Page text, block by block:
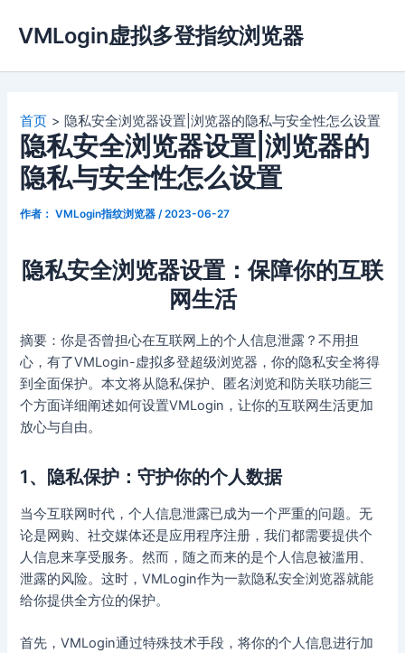
容
VMLogin虚拟多登指纹浏览器
首页 隐私安全浏览器设置|浏览器的隐私与安全性怎么设置
隐私安全浏览器设置|浏览器的
隐私与安全性怎么设置
作者： VMLogin指纹浏览器 /2023-06-27
隐私安全浏览器设置：保障你的互联
网生活
摘要：你是否曾担心在互联网上的个人信息泄露？不用担
心，有了VMLogin-虚拟多登超级浏览器，你的隐私安全将得
到全面保护。本文将从隐私保护、匿名浏览和防关联功能三
个方面详细阐述如何设置VMLogin，让你的互联网生活更加
放心与自由。
1、隐私保护：守护你的个人数据
当今互联网时代，个人信息泄露已成为一个严重的问题。无
论是网购、社交媒体还是应用程序注册，我们都需要提供个
人信息来享受服务。然而，随之而来的是个人信息被滥用、
泄露的风险。这时，VMLogin作为一款隐私安全浏览器就能
给你提供全方位的保护。
首先，VMLogin通过特殊技术手段，将你的个人信息进行加